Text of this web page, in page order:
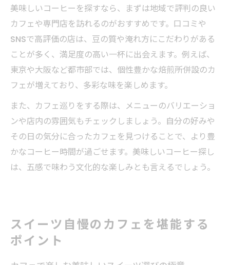
美味しいコーヒーを探すなら、まずは地域で評判の良い
カフェや専門店を訪れるのがおすすめです。口コミや
SNSで高評価の店は、豆の質や淹れ方にこだわりがある
ことが多く、満足度の高い一杯に出会えます。例えば、
東京や大阪など都市部では、個性豊かな焙煎所併設のカ
フェが増えており、多彩な味を楽しめます。
また、カフェ巡りをする際は、メニューのバリエーショ
ンや店内の雰囲気もチェックしましょう。自分の好みや
その日の気分に合ったカフェを見つけることで、より豊
かなコーヒー時間が過ごせます。美味しいコーヒー探し
は、五感で味わう文化的な楽しみとも言えるでしょう。
スイーツ自慢のカフェを堪能する
ポイント